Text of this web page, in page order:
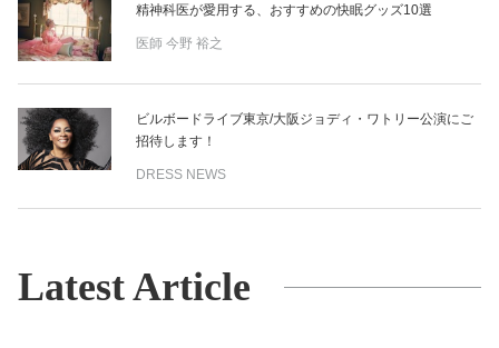
精神科医が愛用する、おすすめの快眠グッズ10選
医師 今野 裕之
ビルボードライブ東京/大阪ジョディ・ワトリー公演にご
招待します！
DRESS NEWS
Latest Article